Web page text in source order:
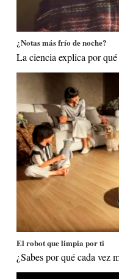
¿Notas más frío de noche?
La ciencia explica por
El robot que limpia por ti
¿Sabes por qué cada vez